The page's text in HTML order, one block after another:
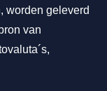
worden geleverd
van